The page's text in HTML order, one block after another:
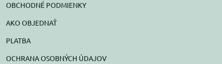
OBCHODNÉ PODMIENKY
AKO OBJEDNAŤ
PLATBA
OCHRANA OSOBNÝCH ÚDAJOV